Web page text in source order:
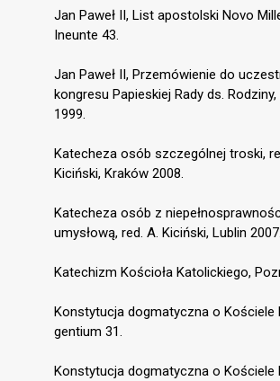
Jan Paweł II, List apostolski Novo
Ineunte 43.
Jan Paweł II, Przemówienie do
kongresu Papieskiej Rady ds.
1999.
Katecheza osób szczególnej troski,
Kiciński, Kraków 2008.
Katecheza osób z
umysłową, red. A. Kiciński, Lublin 2007.
Katechizm Kościoła Katolickiego,
Konstytucja dogmatyczna o Kościele
gentium 31.
Konstytucja dogmatyczna o Kościele